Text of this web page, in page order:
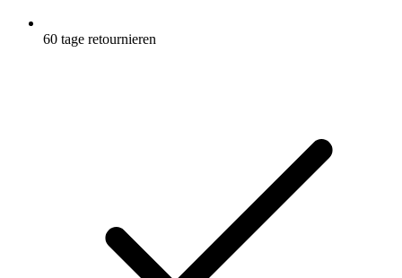
60 tage retournieren